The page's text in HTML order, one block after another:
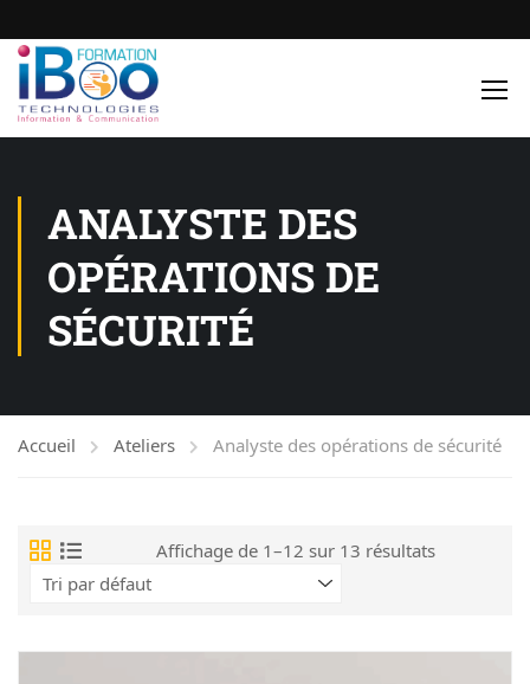
ANALYSTE DES
OPÉRATIONS DE
SÉCURITÉ
Accueil Ateliers Analyste des opérations de sécurité
Affichage de 1–12 sur 13 résultats